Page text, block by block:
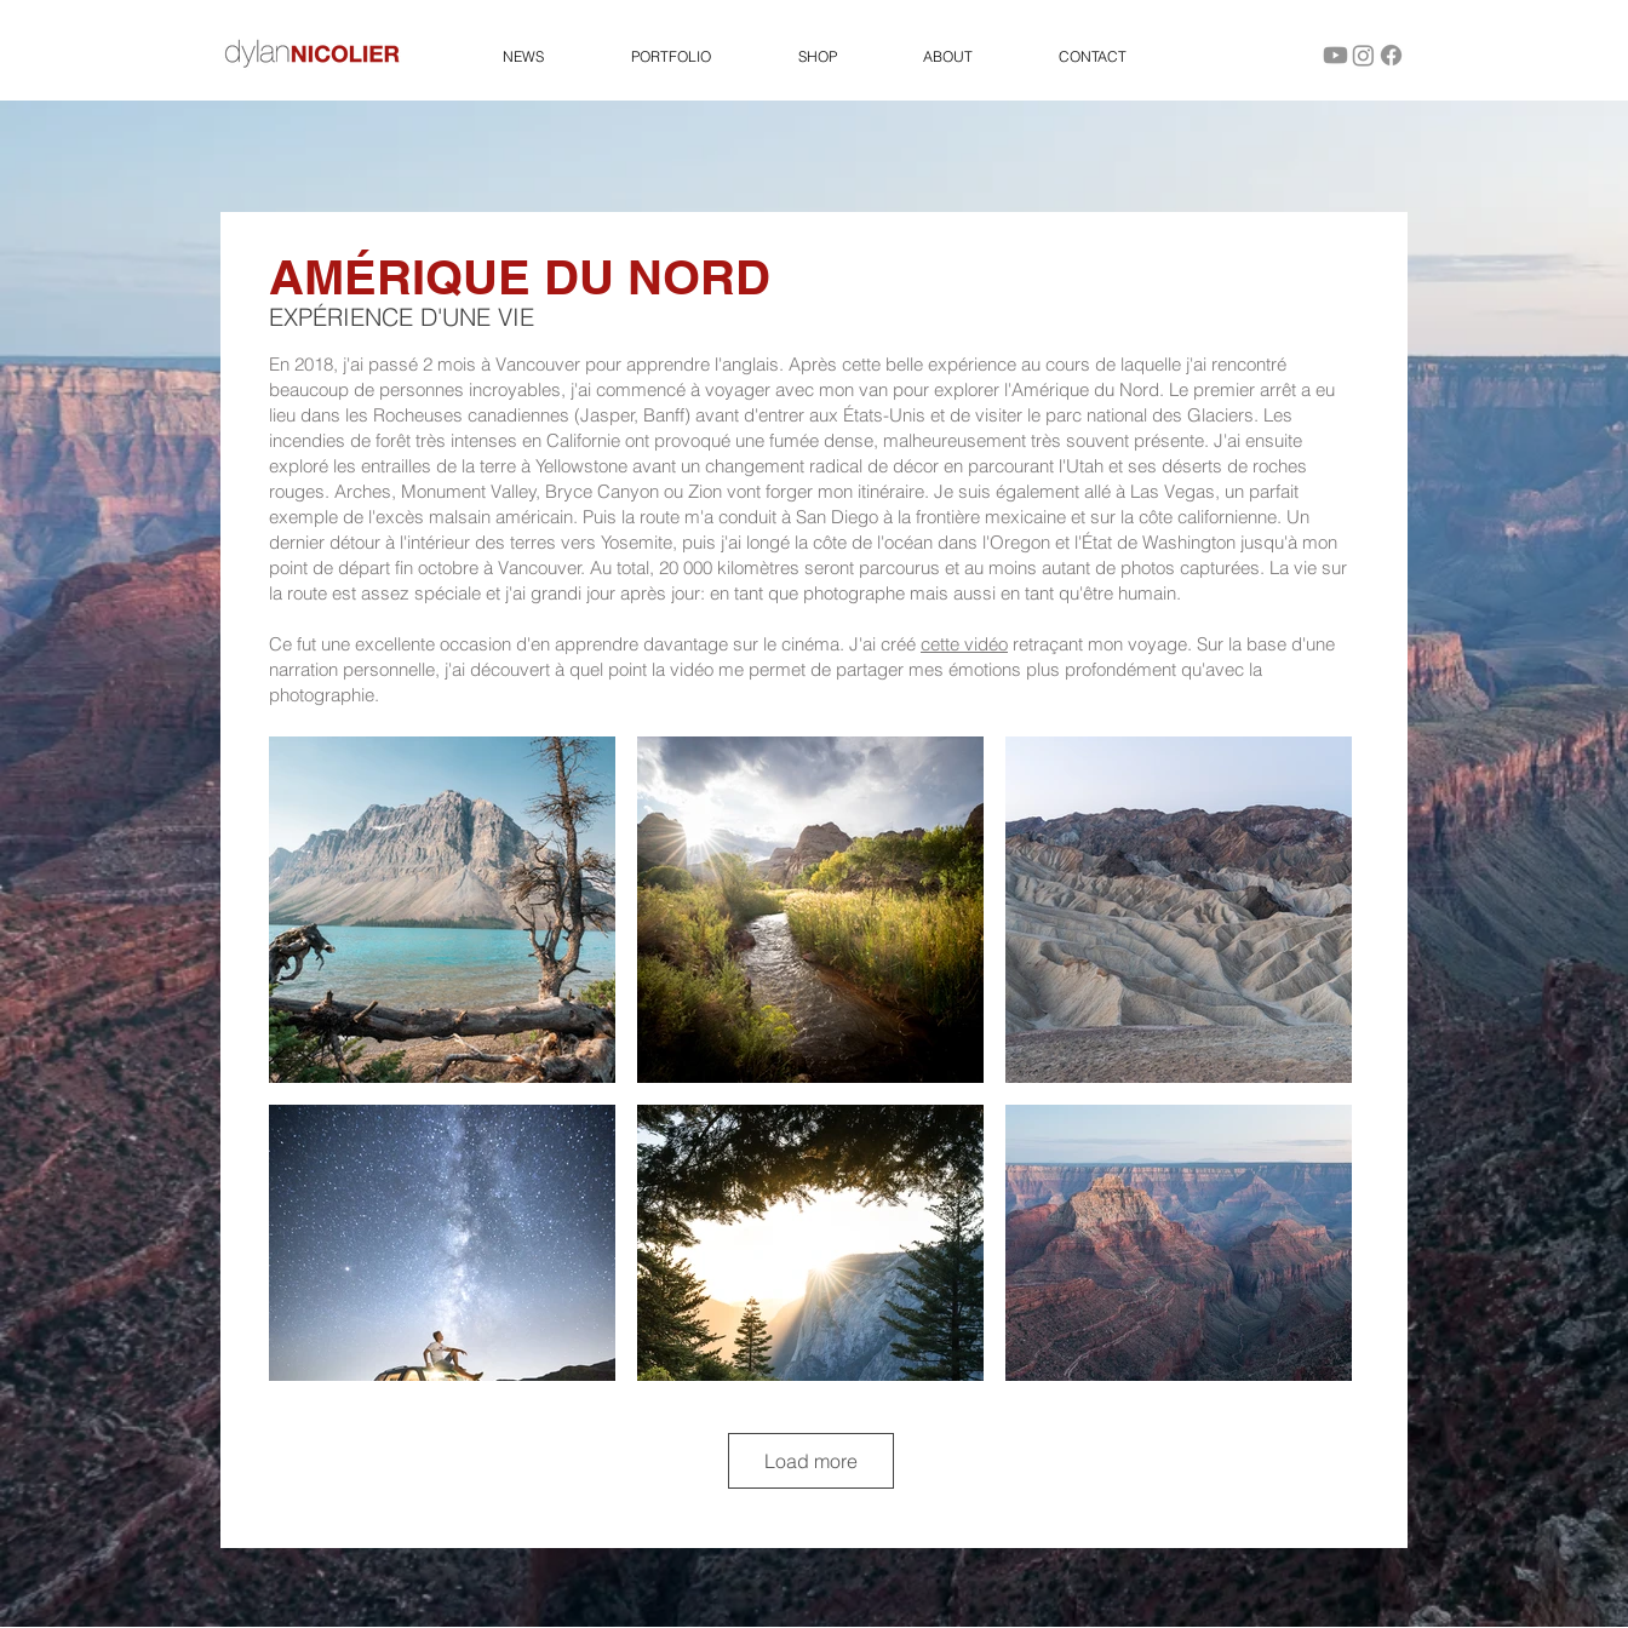
NEWS PORTFOLIO SHOP ABOUT CONTACT
AMÉRIQUE DU NORD
EXPÉRIENCE D'UNE VIE
En 2018, j'ai passé 2 mois à Vancouver pour apprendre l'anglais. Après cette belle expérience au cours de laquelle j'ai rencontré
beaucoup de personnes incroyables, j'ai commencé à voyager avec mon van pour explorer l'Amérique du Nord. Le premier arrêt a eu
lieu dans les Rocheuses canadiennes (Jasper, Banff) avant d'entrer aux États-Unis et de visiter le parc national des Glaciers. Les
incendies de forêt très intenses en Californie ont provoqué une fumée dense, malheureusement très souvent présente. J'ai ensuite
exploré les entrailles de la terre à Yellowstone avant un changement radical de décor en parcourant l'Utah et ses déserts de roches
rouges. Arches, Monument Valley, Bryce Canyon ou Zion vont forger mon itinéraire. Je suis également allé à Las Vegas, un parfait
exemple de l'excès malsain américain. Puis la route m'a conduit à San Diego à la frontière mexicaine et sur la côte californienne. Un
dernier détour à l'intérieur des terres vers Yosemite, puis j'ai longé la côte de l'océan dans l'Oregon et l'État de Washington jusqu'à mon
point de départ fin octobre à Vancouver. Au total, 20 000 kilomètres seront parcourus et au moins autant de photos capturées. La vie sur
la route est assez spéciale et j'ai grandi jour après jour: en tant que photographe mais aussi en tant qu'être humain.
Ce fut une excellente occasion d'en apprendre davantage sur le cinéma. J'ai créé cette vidéo retraçant mon voyage. Sur la base d'une
narration personnelle, j'ai découvert à quel point la vidéo me permet de partager mes émotions plus profondément qu'avec la
photographie.
Load more